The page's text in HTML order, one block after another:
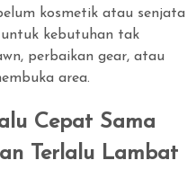
kosmetik atau senjata
untuk kebutuhan tak
perbaikan gear, atau
area.
Cepat Sama
Terlalu Lambat